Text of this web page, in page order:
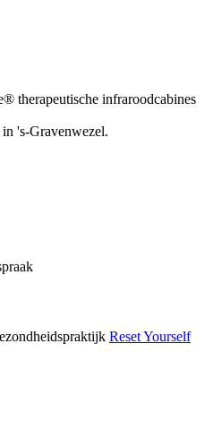
therapeutische infraroodcabines
in 's-Gravenwezel.
Reset Yourself